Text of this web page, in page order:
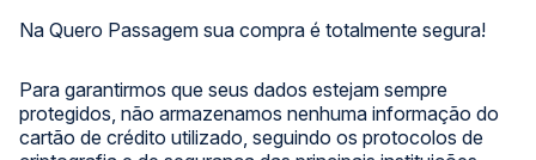
Na Quero Passagem sua compra é totalmente segura!
Para garantirmos que seus dados estejam sempre
protegidos, não armazenamos nenhuma informação do
cartão de crédito utilizado, seguindo os protocolos de